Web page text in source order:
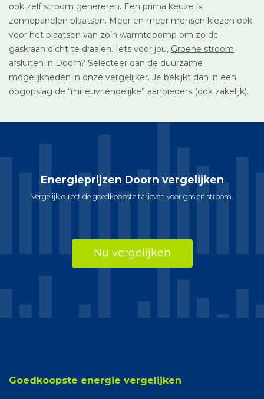
ook zelf stroom genereren. Een prima keuze is
zonnepanelen plaatsen. Meer en meer mensen kiezen ook
voor het plaatsen van zo’n warmtepomp om zo de
gaskraan dicht te draaien. Iets voor jou, Groene stroom
afsluiten in Doorn? Selecteer dan de duurzame
mogelijkheden in onze vergelijker. Je bekijkt dan in een
oogopslag de “milieuvriendelijke” aanbieders (ook zakelijk).
Energieprijzen Doorn vergelijken
Vergelijk direct de goedkoopste tarieven voor gas en stroom.
Nu vergelijken
Goedkoopste energie vergelijken